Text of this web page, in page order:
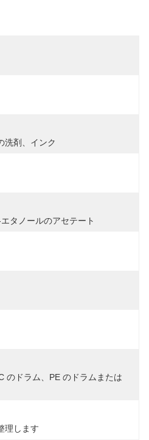
洗剤、インク
タノールのアセテート
のドラム、PE のドラムまたは
理します